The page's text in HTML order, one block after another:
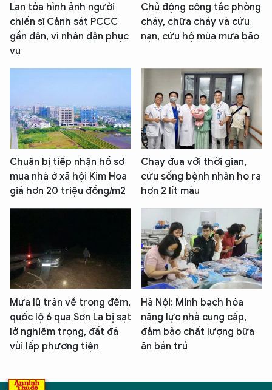
Lan tỏa hình ảnh người
chiến sĩ Cảnh sát PCCC
gần dân, vì nhân dân phục
vụ
Chủ động công tác phòng
cháy, chữa cháy và cứu
nạn, cứu hộ mùa mưa bão
Chuẩn bị tiếp nhận hồ sơ
mua nhà ở xã hội Kim Hoa
giá hơn 20 triệu đồng/m2
Chạy đua với thời gian,
cứu sống bệnh nhân ho ra
hơn 2 lít máu
Mưa lũ tràn về trong đêm,
quốc lộ 6 qua Sơn La bị sạt
lở nghiêm trọng, đất đá
vùi lấp phương tiện
Hà Nội: Minh bạch hóa
năng lực nhà cung cấp,
đảm bảo chất lượng bữa
ăn bán trú